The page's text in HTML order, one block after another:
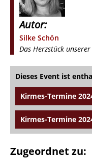
Autor:
Silke Schön
Das Herzstück
Dieses Event ist
Kirmes-Termine
Kirmes-Termine
Zugeordnet zu: